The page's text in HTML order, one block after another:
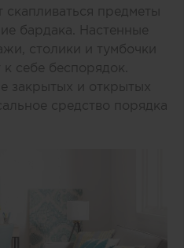
предметы
бардака. Настенные
столики и тумбочки
себе беспорядок.
закрытых и открытых
средство порядка